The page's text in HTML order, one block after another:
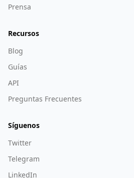
Prensa
Recursos
Blog
Guías
API
Preguntas Frecuentes
Síguenos
Twitter
Telegram
LinkedIn